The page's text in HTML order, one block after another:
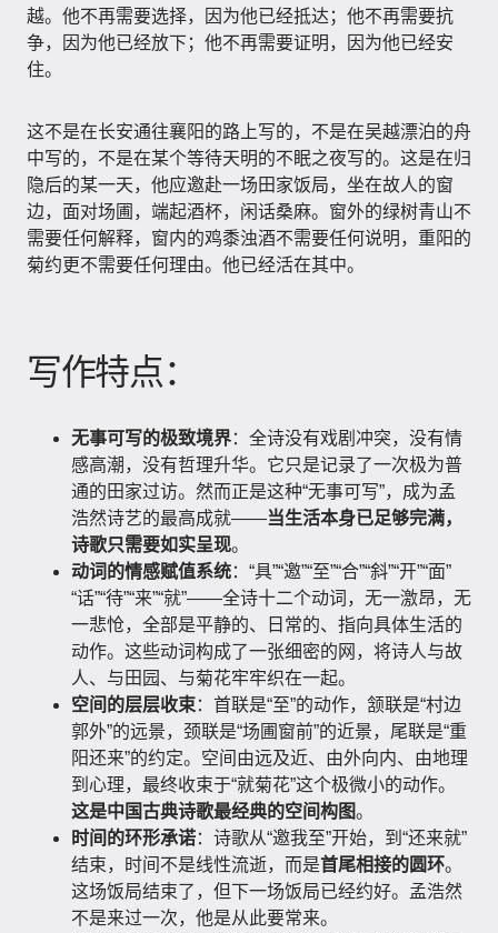
越。他不再需要选择，因为他已经抵达；他不再需要抗
争，因为他已经放下；他不再需要证明，因为他已经安
住。
这不是在长安通往襄阳的路上写的，不是在吴越漂泊的舟
中写的，不是在某个等待天明的不眠之夜写的。这是在归
隐后的某一天，他应邀赴一场田家饭局，坐在故人的窗
边，面对场圃，端起酒杯，闲话桑麻。窗外的绿树青山不
需要任何解释，窗内的鸡黍浊酒不需要任何说明，重阳的
菊约更不需要任何理由。他已经活在其中。
写作特点：
无事可写的极致境界：全诗没有戏剧冲突，没有情
感高潮，没有哲理升华。它只是记录了一次极为普
通的田家过访。然而正是这种“无事可写”，成为孟
浩然诗艺的最高成就——当生活本身已足够完满，
诗歌只需要如实呈现。
动词的情感赋值系统：“具”“邀”“至”“合”“斜”“开”“面”
“话”“待”“来”“就”——全诗十二个动词，无一激昂，无
一悲怆，全部是平静的、日常的、指向具体生活的
动作。这些动词构成了一张细密的网，将诗人与故
人、与田园、与菊花牢牢织在一起。
空间的层层收束：首联是“至”的动作，颔联是“村边
郭外”的远景，颈联是“场圃窗前”的近景，尾联是“重
阳还来”的约定。空间由远及近、由外向内、由地理
到心理，最终收束于“就菊花”这个极微小的动作。
这是中国古典诗歌最经典的空间构图。
时间的环形承诺：诗歌从“邀我至”开始，到“还来就”
结束，时间不是线性流逝，而是首尾相接的圆环。
这场饭局结束了，但下一场饭局已经约好。孟浩然
不是来过一次，他是从此要常来。